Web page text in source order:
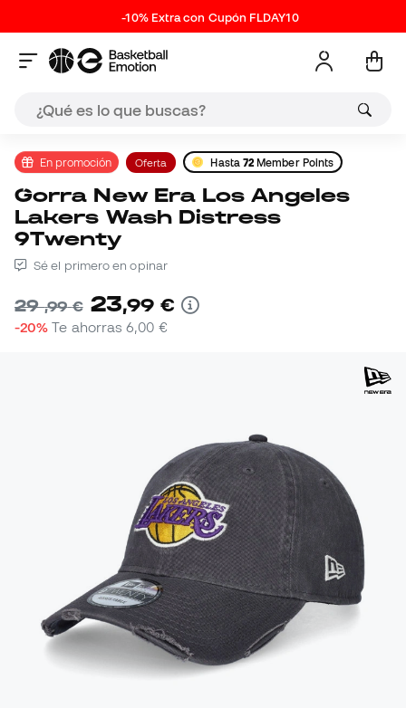
-10% Extra con Cupón FLDAY10
En promoción Oferta Hasta 72 Member Points
Gorra New Era Los Angeles
Lakers Wash Distress
9Twenty
Sé el primero en opinar
29,99 € 23,99 €
-20% Te ahorras6,00 €